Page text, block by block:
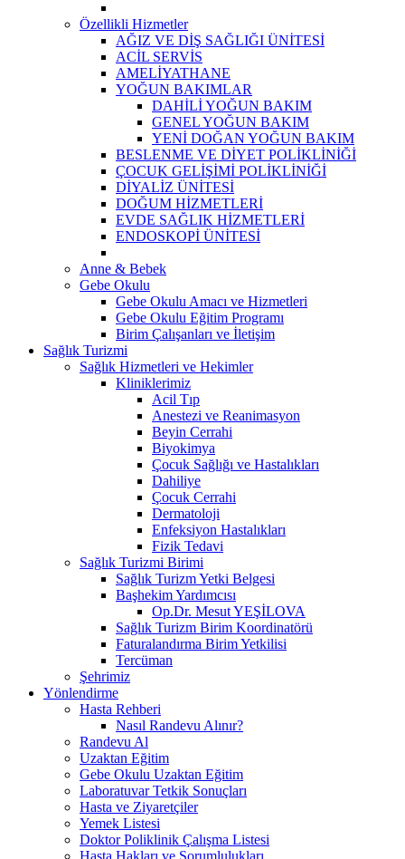
Özellikli Hizmetler
AĞIZ VE DİŞ SAĞLIĞI ÜNİTESİ
ACİL SERVİS
AMELİYATHANE
YOĞUN BAKIMLAR
DAHİLİ YOĞUN BAKIM
GENEL YOĞUN BAKIM
YENİ DOĞAN YOĞUN BAKIM
BESLENME VE DİYET POLİKLİNİĞİ
ÇOCUK GELİŞİMİ POLİKLİNİĞİ
DİYALİZ ÜNİTESİ
DOĞUM HİZMETLERİ
EVDE SAĞLIK HİZMETLERİ
ENDOSKOPİ ÜNİTESİ
Anne & Bebek
Gebe Okulu
Gebe Okulu Amacı ve Hizmetleri
Gebe Okulu Eğitim Programı
Birim Çalışanları ve İletişim
Sağlık Turizmi
Sağlık Hizmetleri ve Hekimler
Kliniklerimiz
Acil Tıp
Anestezi ve Reanimasyon
Beyin Cerrahi
Biyokimya
Çocuk Sağlığı ve Hastalıkları
Dahiliye
Çocuk Cerrahi
Dermatoloji
Enfeksiyon Hastalıkları
Fizik Tedavi
Sağlık Turizmi Birimi
Sağlık Turizm Yetki Belgesi
Başhekim Yardımcısı
Op.Dr. Mesut YEŞİLOVA
Sağlık Turizm Birim Koordinatörü
Faturalandırma Birim Yetkilisi
Tercüman
Şehrimiz
Yönlendirme
Hasta Rehberi
Nasıl Randevu Alınır?
Randevu Al
Uzaktan Eğitim
Gebe Okulu Uzaktan Eğitim
Laboratuvar Tetkik Sonuçları
Hasta ve Ziyaretçiler
Yemek Listesi
Doktor Poliklinik Çalışma Listesi
Hasta Hakları ve Sorumlulukları